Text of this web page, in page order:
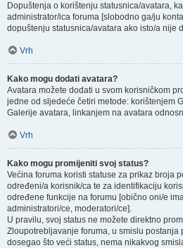
Dopuštenja o korištenju statusnica/avatara,
administrator/ica foruma [slobodno ga/ju
dopuštenju statusnica/avatara ako isto/a nije
Vrh
Kako mogu dodati avatara?
Avatara možete dodati u svom korisničkom
jedne od sljedeće četiri metode: korištenjem
Galerije avatara, linkanjem na avatara
Vrh
Kako mogu promijeniti svoj status?
Većina foruma koristi statuse za prikaz broja
određeni/a korisnik/ca te za identifikaciju
određene funkcije na forumu [obično oni/e
administratori/ce, moderatori/ce].
U pravilu, svoj status ne možete direktno
Zloupotrebljavanje foruma, u smislu postanja
dosegao što veći status, nema nikakvog